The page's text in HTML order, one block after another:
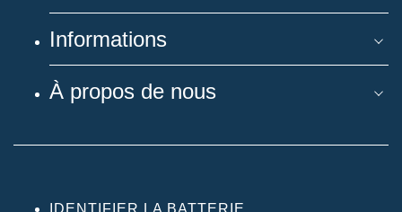
Informations
À propos de nous
IDENTIFIER LA BATTERIE